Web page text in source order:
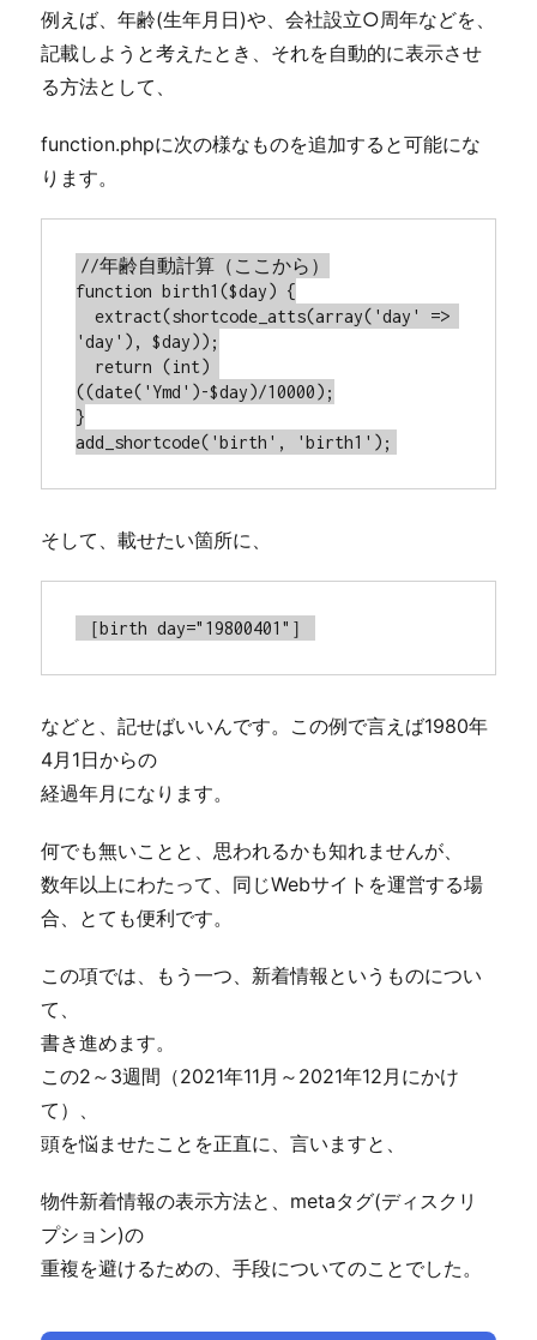
例えば、年齢(生年月日)や、会社設立○周年などを、
記載しようと考えたとき、それを自動的に表示させ
る方法として、
function.phpに次の様なものを追加すると可能にな
ります。
//年齢自動計算（ここから）
function birth1($day) {
  extract(shortcode_atts(array('day' =>
'day'), $day));
((date('Ymd')-$day)/10000);
}
add_shortcode('birth', 'birth1');
そして、載せたい箇所に、
［birth day="19800401"］
などと、記せばいいんです。この例で言えば1980年
4月1日からの
経過年月になります。
何でも無いことと、思われるかも知れませんが、
数年以上にわたって、同じWebサイトを運営する場
合、とても便利です。
この項では、もう一つ、新着情報というものについ
て、
書き進めます。
この2～3週間（2021年11月～2021年12月にかけ
て）、
頭を悩ませたことを正直に、言いますと、
物件新着情報の表示方法と、metaタグ(ディスクリ
プション)の
重複を避けるための、手段についてのことでした。